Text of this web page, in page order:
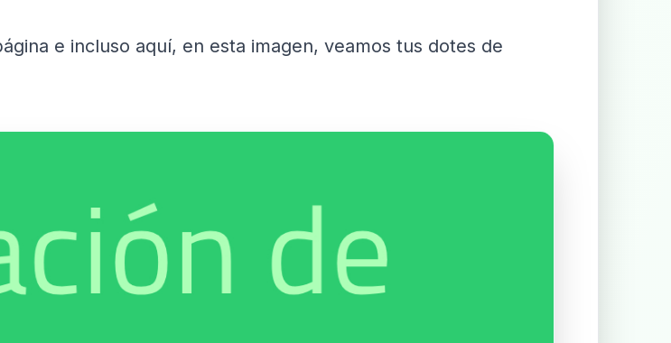
e incluso aquí, en esta imagen, veamos tus dotes de